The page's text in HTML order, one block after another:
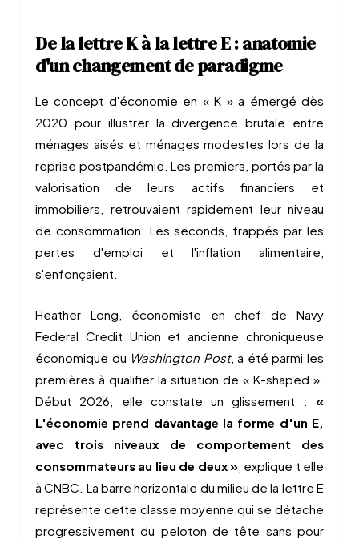
De la lettre K à la lettre E : anatomie
d'un changement de paradigme
Le concept d'économie en « K » a émergé dès
2020 pour illustrer la divergence brutale entre
ménages aisés et ménages modestes lors de la
reprise postpandémie. Les premiers, portés par la
valorisation de leurs actifs financiers et
immobiliers, retrouvaient rapidement leur niveau
de consommation. Les seconds, frappés par les
pertes d'emploi et l'inflation alimentaire,
s'enfonçaient.
Heather Long, économiste en chef de Navy
Federal Credit Union et ancienne chroniqueuse
économique du Washington Post, a été parmi les
premières à qualifier la situation de « K-shaped ».
Début 2026, elle constate un glissement : «
L'économie prend davantage la forme d'un E,
avec trois niveaux de comportement des
consommateurs au lieu de deux », explique t elle
à CNBC. La barre horizontale du milieu de la lettre E
représente cette classe moyenne qui se détache
progressivement du peloton de tête sans pour